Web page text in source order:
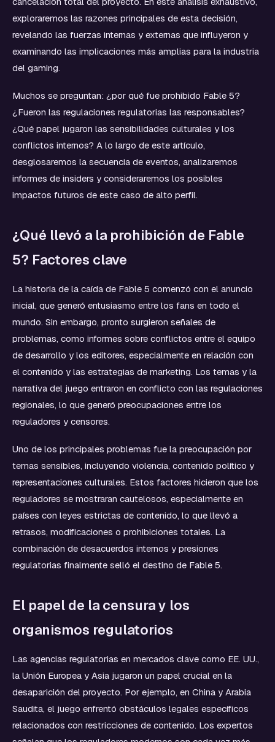
exploraremos las razones principales de esta decisión,
revelando las fuerzas internas y externas que influyeron y
examinando las implicaciones más amplias para la industria
del gaming.
Muchos se preguntan: ¿por qué fue prohibido Fable 5?
¿Fueron las regulaciones regulatorias las responsables?
¿Qué papel jugaron las sensibilidades culturales y los
conflictos internos? A lo largo de este artículo,
desglosaremos la secuencia de eventos, analizaremos
informes de insiders y consideraremos los posibles
impactos futuros de este caso de alto perfil.
¿Qué llevó a la prohibición de Fable
5? Factores clave
La historia de la caída de Fable 5 comenzó con el anuncio
inicial, que generó entusiasmo entre los fans en todo el
mundo. Sin embargo, pronto surgieron señales de
problemas, como informes sobre conflictos entre el equipo
de desarrollo y los editores, especialmente en relación con
el contenido y las estrategias de marketing. Los temas y la
narrativa del juego entraron en conflicto con las regulaciones
regionales, lo que generó preocupaciones entre los
reguladores y censores.
Uno de los principales problemas fue la preocupación por
temas sensibles, incluyendo violencia, contenido político y
representaciones culturales. Estos factores hicieron que los
reguladores se mostraran cautelosos, especialmente en
países con leyes estrictas de contenido, lo que llevó a
retrasos, modificaciones o prohibiciones totales. La
combinación de desacuerdos internos y presiones
regulatorias finalmente selló el destino de Fable 5.
El papel de la censura y los
organismos regulatorios
Las agencias regulatorias en mercados clave como EE. UU.,
la Unión Europea y Asia jugaron un papel crucial en la
desaparición del proyecto. Por ejemplo, en China y Arabia
Saudita, el juego enfrentó obstáculos legales específicos
relacionados con restricciones de contenido. Los expertos